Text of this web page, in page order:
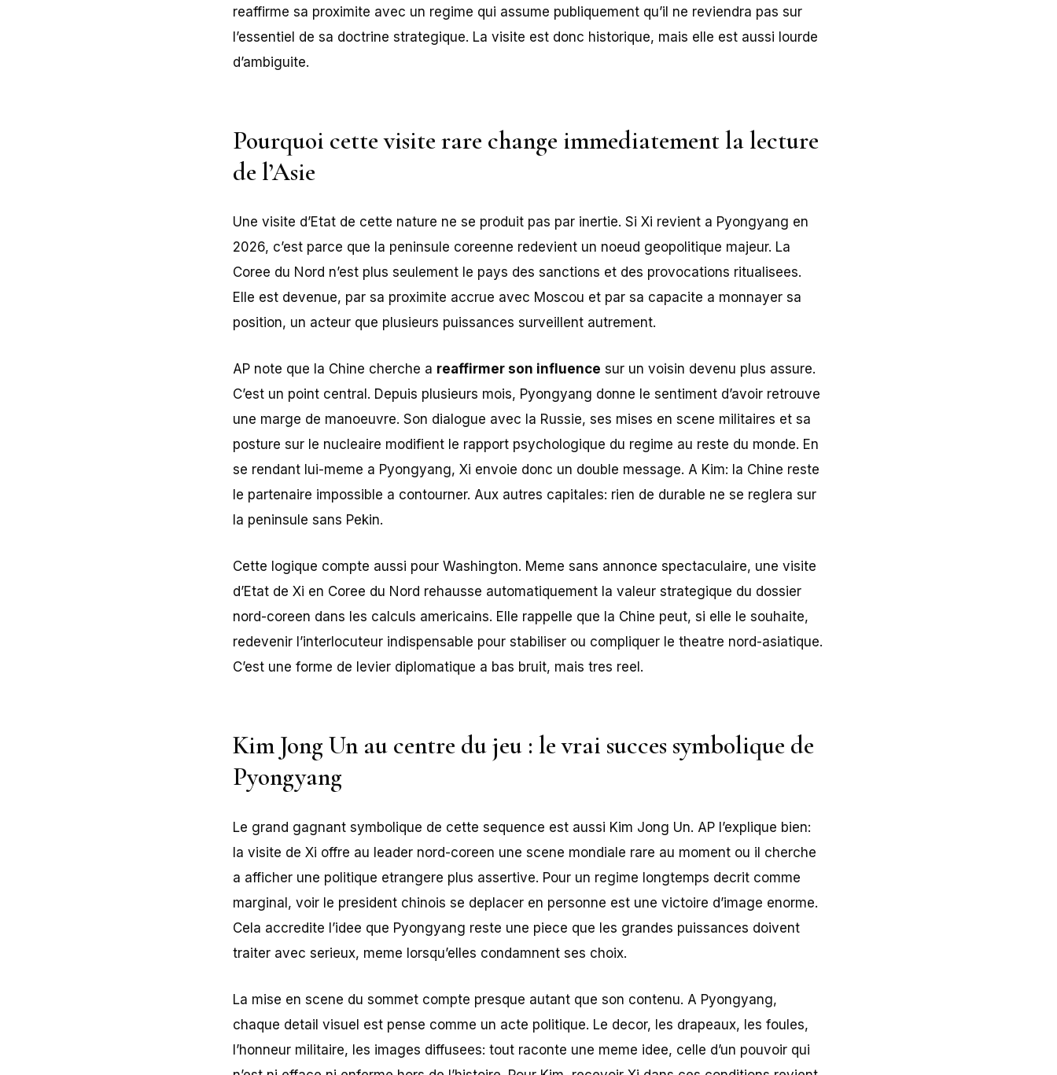
reaffirme sa proximite avec un regime qui assume publiquement qu’il ne reviendra pas sur
l’essentiel de sa doctrine strategique. La visite est donc historique, mais elle est aussi lourde
d’ambiguite.
Pourquoi cette visite rare change immediatement la lecture
de l’Asie
Une visite d’Etat de cette nature ne se produit pas par inertie. Si Xi revient a Pyongyang en
2026, c’est parce que la peninsule coreenne redevient un noeud geopolitique majeur. La
Coree du Nord n’est plus seulement le pays des sanctions et des provocations ritualisees.
Elle est devenue, par sa proximite accrue avec Moscou et par sa capacite a monnayer sa
position, un acteur que plusieurs puissances surveillent autrement.
AP note que la Chine cherche a reaffirmer son influence sur un voisin devenu plus assure.
C’est un point central. Depuis plusieurs mois, Pyongyang donne le sentiment d’avoir retrouve
une marge de manoeuvre. Son dialogue avec la Russie, ses mises en scene militaires et sa
posture sur le nucleaire modifient le rapport psychologique du regime au reste du monde. En
se rendant lui-meme a Pyongyang, Xi envoie donc un double message. A Kim: la Chine reste
le partenaire impossible a contourner. Aux autres capitales: rien de durable ne se reglera sur
la peninsule sans Pekin.
Cette logique compte aussi pour Washington. Meme sans annonce spectaculaire, une visite
d’Etat de Xi en Coree du Nord rehausse automatiquement la valeur strategique du dossier
nord-coreen dans les calculs americains. Elle rappelle que la Chine peut, si elle le souhaite,
redevenir l’interlocuteur indispensable pour stabiliser ou compliquer le theatre nord-asiatique.
C’est une forme de levier diplomatique a bas bruit, mais tres reel.
Kim Jong Un au centre du jeu : le vrai succes symbolique de
Pyongyang
Le grand gagnant symbolique de cette sequence est aussi Kim Jong Un. AP l’explique bien:
la visite de Xi offre au leader nord-coreen une scene mondiale rare au moment ou il cherche
a afficher une politique etrangere plus assertive. Pour un regime longtemps decrit comme
marginal, voir le president chinois se deplacer en personne est une victoire d’image enorme.
Cela accredite l’idee que Pyongyang reste une piece que les grandes puissances doivent
traiter avec serieux, meme lorsqu’elles condamnent ses choix.
La mise en scene du sommet compte presque autant que son contenu. A Pyongyang,
chaque detail visuel est pense comme un acte politique. Le decor, les drapeaux, les foules,
l’honneur militaire, les images diffusees: tout raconte une meme idee, celle d’un pouvoir qui